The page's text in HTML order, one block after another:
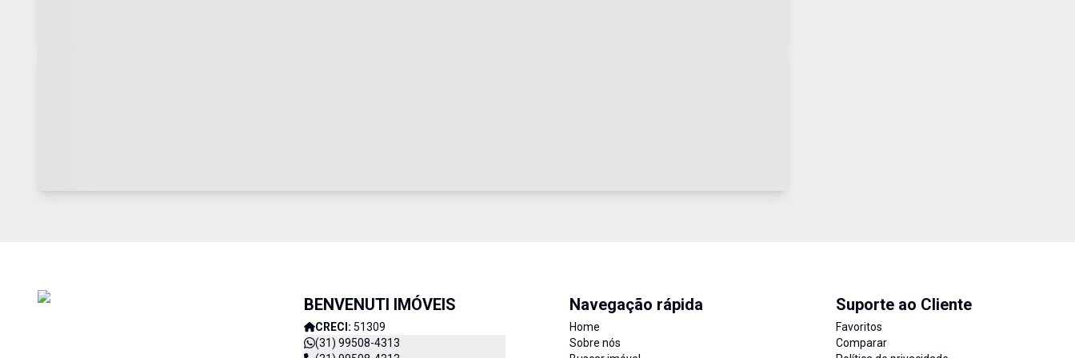
BENVENUTI IMÓVEIS
CRECI: 51309
(31) 99508-4313
Navegação rápida
Home
Sobre nós
Suporte ao Cliente
Favoritos
Comparar